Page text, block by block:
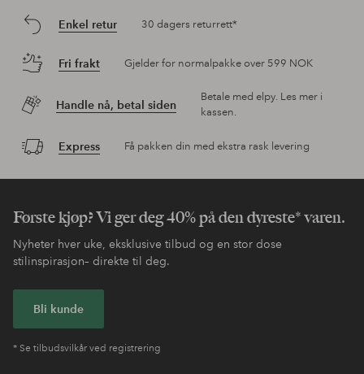
Enkel retur 30 dagers returrett*
Fri frakt Gjelder for normalpakke over 599 NOK
Handle nå, betal siden
Betale med elpy. Les mer i
kassen.
Express Få pakken din med ekstra rask levering
Første kjøp? Vi ger deg 40% på den dyreste* varen.
Nyheter hver uke, eksklusive tilbud og en stor dose
stilinspirasjon– direkte til deg.
Bli kunde
* Se tilbudsvilkår ved registrering